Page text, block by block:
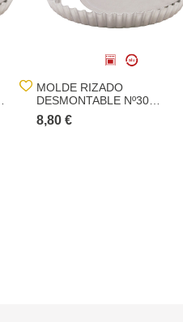
MOLDE RIZADO
DESMONTABLE Nº30
ALUMINIO
8,80 €